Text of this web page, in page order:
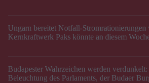
Ungarn bereitet Notfall-Stromrationierungen
Kernkraftwerk Paks könnte an diesem
Budapester Wahrzeichen werden verdunkelt:
Beleuchtung des Parlaments, der Budaer